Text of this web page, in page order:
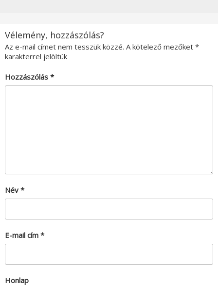
Vélemény, hozzászólás?
Az e-mail címet nem tesszük közzé. A kötelező mezőket *
karakterrel jelöltük
Hozzászólás *
Név *
E-mail cím *
Honlap